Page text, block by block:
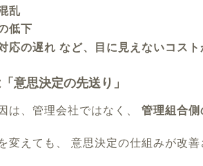
乱
低下
応の遅れ など、目に見えないコス
意思決定の先送り」
は、管理会社ではなく、 管理組合
変えても、 意思決定の仕組みが改